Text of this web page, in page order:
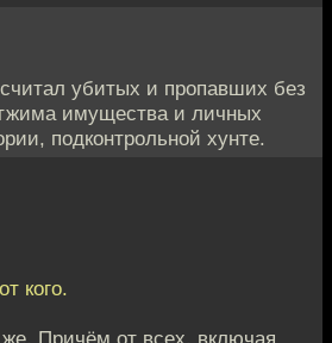
убитых и пропавших без
имущества и личных
подконтрольной хунте.
кого.